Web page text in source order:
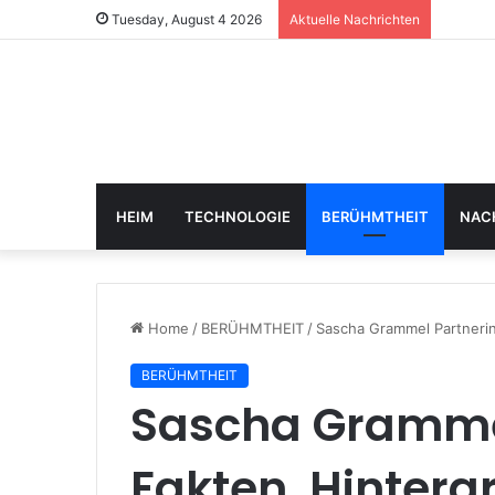
Tuesday, August 4 2026 Aktuelle Nachrichten
HEIM TECHNOLOGIE BERÜHMTHEIT
Home / BERÜHMTHEIT / Sascha Grammel
BERÜHMTHEIT
Sascha